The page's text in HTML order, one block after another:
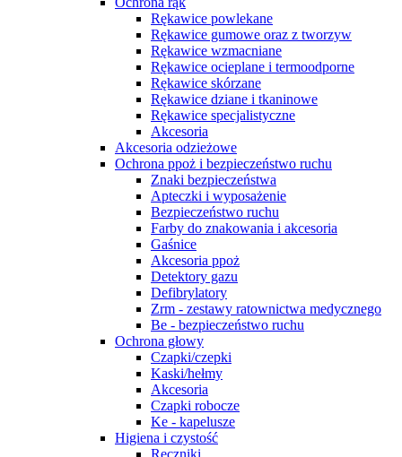
Rękawice powlekane
Rękawice gumowe oraz z tworzyw
Rękawice wzmacniane
Rękawice ocieplane i termoodporne
Rękawice skórzane
Rękawice dziane i tkaninowe
Rękawice specjalistyczne
Akcesoria
Akcesoria odzieżowe
Ochrona ppoż i bezpieczeństwo ruchu
Znaki bezpieczeństwa
Apteczki i wyposażenie
Bezpieczeństwo ruchu
Farby do znakowania i akcesoria
Gaśnice
Akcesoria ppoż
Detektory gazu
Defibrylatory
Zrm - zestawy ratownictwa medycznego
Be - bezpieczeństwo ruchu
Ochrona głowy
Czapki/czepki
Kaski/hełmy
Akcesoria
Czapki robocze
Ke - kapelusze
Higiena i czystość
Ręczniki